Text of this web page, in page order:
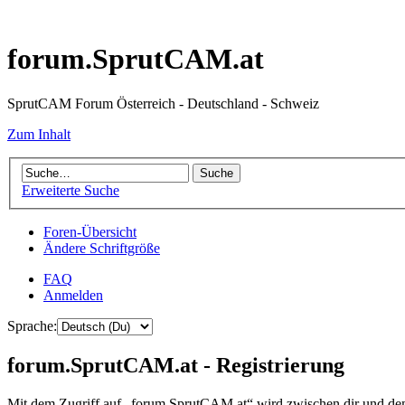
forum.SprutCAM.at
SprutCAM Forum Österreich - Deutschland - Schweiz
Zum Inhalt
Erweiterte Suche
Foren-Übersicht
Ändere Schriftgröße
FAQ
Anmelden
Sprache:
forum.SprutCAM.at - Registrierung